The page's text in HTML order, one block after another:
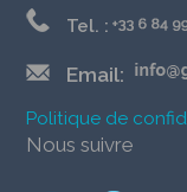
Tel. :
Email:
Politique de
Nous suivre